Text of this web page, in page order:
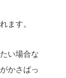
ます。
い場合な
かさばっ